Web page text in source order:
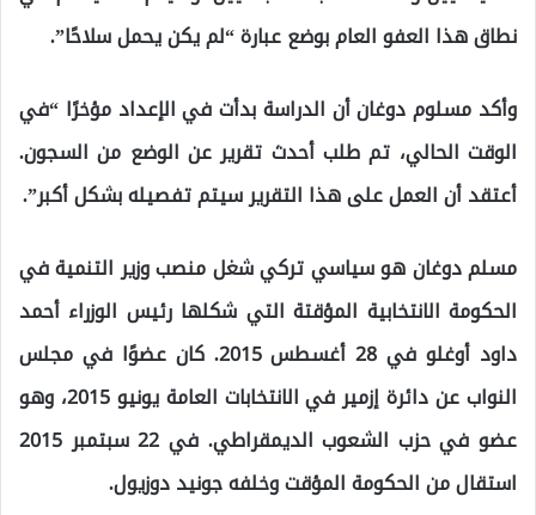
نطاق هذا العفو العام بوضع عبارة “لم يكن يحمل سلاحًا”.
وأكد مسلوم دوغان أن الدراسة بدأت في الإعداد مؤخرًا “في
الوقت الحالي، تم طلب أحدث تقرير عن الوضع من السجون.
أعتقد أن العمل على هذا التقرير سيتم تفصيله بشكل أكبر”.
مسلم دوغان هو سياسي تركي شغل منصب وزير التنمية في
الحكومة الانتخابية المؤقتة التي شكلها رئيس الوزراء أحمد
داود أوغلو في 28 أغسطس 2015. كان عضوًا في مجلس
النواب عن دائرة إزمير في الانتخابات العامة يونيو 2015، وهو
عضو في حزب الشعوب الديمقراطي. في 22 سبتمبر 2015
استقال من الحكومة المؤقت وخلفه جونيد دوزيول.